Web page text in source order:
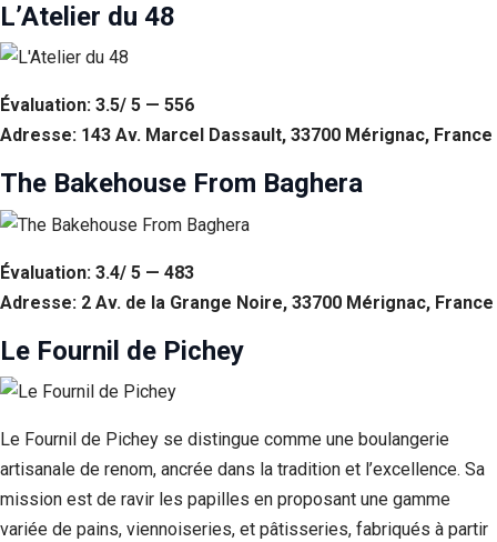
L’Atelier du 48
Évaluation: 3.5/ 5 — 556
Adresse: 143 Av. Marcel Dassault, 33700 Mérignac, France
The Bakehouse From Baghera
Évaluation: 3.4/ 5 — 483
Adresse: 2 Av. de la Grange Noire, 33700 Mérignac, France
Le Fournil de Pichey
Le Fournil de Pichey se distingue comme une boulangerie
artisanale de renom, ancrée dans la tradition et l’excellence. Sa
mission est de ravir les papilles en proposant une gamme
variée de pains, viennoiseries, et pâtisseries, fabriqués à partir